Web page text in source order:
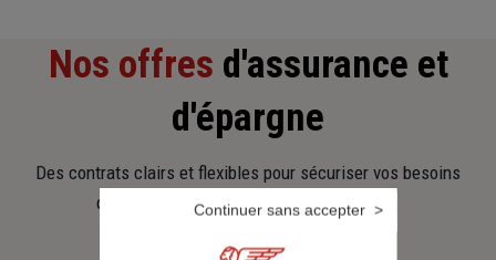
Nos offres d'assurance et
d'épargne
Des contrats clairs et flexibles pour sécuriser vos besoins
d’aujourd’hui et anticiper ceux de demain.
Continuer sans accepter